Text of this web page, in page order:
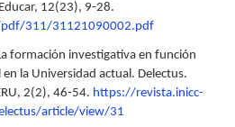
12(23), 9-28.
311/31121090002.pdf
formación investigativa en función
la Universidad actual. Delectus.
2(2), 46-54. https://revista.inicc-
article/view/31